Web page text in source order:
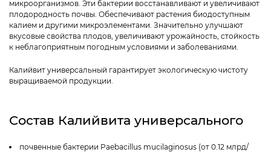
микроорганизмов. Эти бактерии восстанавливают и увеличивают
плодородность почвы. Обеспечивают растения биодоступным
калием и другими микроэлементами. Значительно улучшают
вкусовые свойства плодов, увеличивают урожайность, стойкость
к неблагоприятным погодным условиями и заболеваниями.
Калийвит универсальный гарантирует экологическую чистоту
выращиваемой продукции.
Состав Калийвита универсального
почвенные бактерии Paebacillus mucilaginosus (от 0.12 млрд/